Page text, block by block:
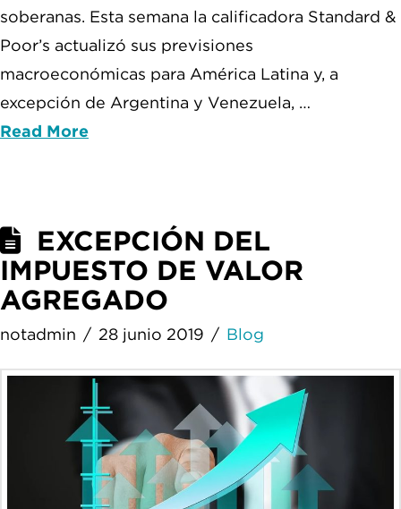
soberanas. Esta semana la calificadora Standard &
Poor’s actualizó sus previsiones
macroeconómicas para América Latina y, a
excepción de Argentina y Venezuela, …
Read More
EXCEPCIÓN DEL
IMPUESTO DE VALOR
AGREGADO
notadmin 28 junio 2019 Blog